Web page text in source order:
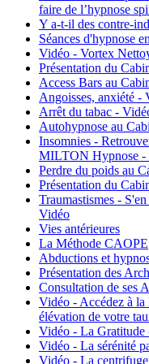
faire de l’hypnose
Y a-t-il des contre-
Séances d'hypnose
Vidéo - Vortex
Présentation du
Access Bars au
Angoisses, anxiété -
Arrêt du tabac -
Autohypnose au
Insomnies -
MILTON Hypnose -
Perdre du poids au
Présentation du
Traumastismes -
Vidéo
Vies antérieures
La Méthode CAOPE
Abductions et
Présentation des
Consultation de ses
Vidéo - Accédez à
élévation de votre
Vidéo - La Gratitude
Vidéo - La sérénité
Vidéo - La